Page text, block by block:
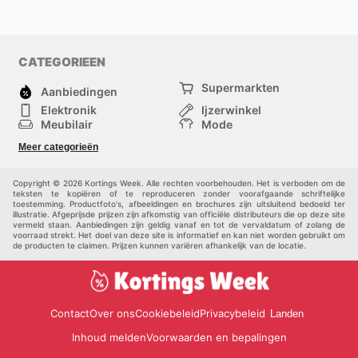
CATEGORIEEN
Aanbiedingen
Supermarkten
Elektronik
Ijzerwinkel
Meubilair
Mode
Schoonheid
Meer categorieën
Copyright © 2026 Kortings Week. Alle rechten voorbehouden. Het is verboden om de
teksten te kopiëren of te reproduceren zonder voorafgaande schriftelijke
toestemming. Productfoto's, afbeeldingen en brochures zijn uitsluitend bedoeld ter
illustratie. Afgeprijsde prijzen zijn afkomstig van officiële distributeurs die op deze site
vermeld staan. Aanbiedingen zijn geldig vanaf en tot de vervaldatum of zolang de
voorraad strekt. Het doel van deze site is informatief en kan niet worden gebruikt om
de producten te claimen. Prijzen kunnen variëren afhankelijk van de locatie.
ContactOver onsCookiebeleidPrivacybeleid Landen
Inhoud meldenVoorwaarden en bepalingen